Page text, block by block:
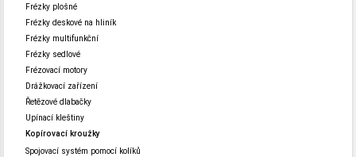
Frézky plošné
Frézky deskové na hliník
Frézky multifunkční
Frézky sedlové
Frézovací motory
Drážkovací zařízení
Řetězové dlabačky
Upínací kleštiny
Kopírovací kroužky
Spojovací systém pomocí kolíků